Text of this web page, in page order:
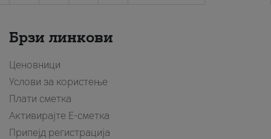
Брзи линкови
Ценовници
Услови за користење
Плати сметка
Активирајте Е-сметка
Припејд регистрација